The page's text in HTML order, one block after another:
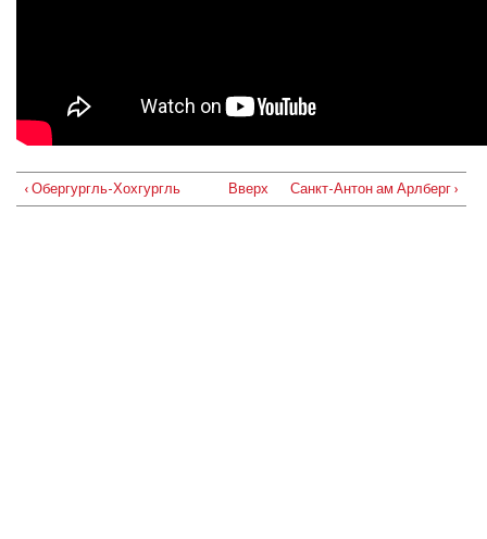
‹ Обергургль-Хохгургль Вверх Санкт-Антон ам Арлберг ›